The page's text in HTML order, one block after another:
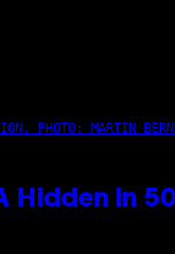
PHOTO: MARTIN
Hidden in